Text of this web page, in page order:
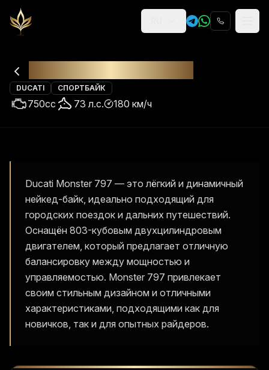
Religion
DUCATI СПОРТБАЙК
750cc 73 л.с. 180 км/ч
Ducati Monster 797 — это лёгкий и динамичный
нейкед-байк, идеально подходящий для
городских поездок и дальних путешествий.
Оснащён 803-кубовым двухцилиндровым
двигателем, который предлагает отличную
балансировку между мощностью и
управляемостью. Monster 797 привлекает
своим стильным дизайном и отличными
характеристиками, подходящими как для
новичков, так и для опытных райдеров.